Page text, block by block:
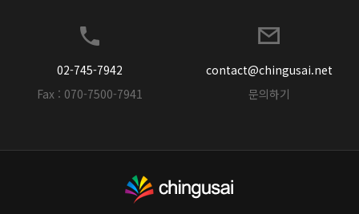
02-745-7942
Fax : 070-7500-7941
contact@chingusai.net
문의하기